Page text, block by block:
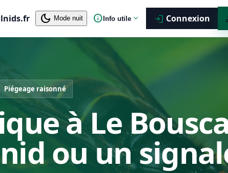
dark_mode Mode nuit infoInfo utile expand_more login Connexion
Piégeage raisonné
à Le
ou un